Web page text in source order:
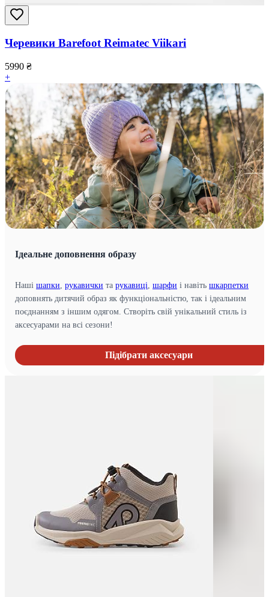
Черевики Barefoot Reimatec Viikari
5990 ₴
+
Ідеальне доповнення образу
Наші шапки рукавички та рукавиці шарфи і навіть шкарпетки
доповнять дитячий образ як функціональністю, так і ідеальним
поєднанням з іншим одягом. Створіть свій унікальний стиль із
аксесуарами на всі сезони!
Підібрати аксесуари